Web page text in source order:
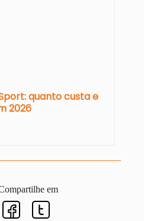
quanto custa e
2026
em